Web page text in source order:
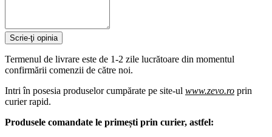
Scrie-ţi opinia
Termenul de livrare este de 1-2 zile lucrătoare din momentul
confirmării comenzii de către noi.
Intri în posesia produselor cumpărate pe site-ul www.zevo.ro prin
curier rapid.
Produsele comandate le primești prin curier, astfel: